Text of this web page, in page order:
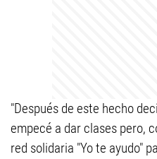
"Después de este hecho
empecé a dar clases pero,
red solidaria "Yo te ayudo"